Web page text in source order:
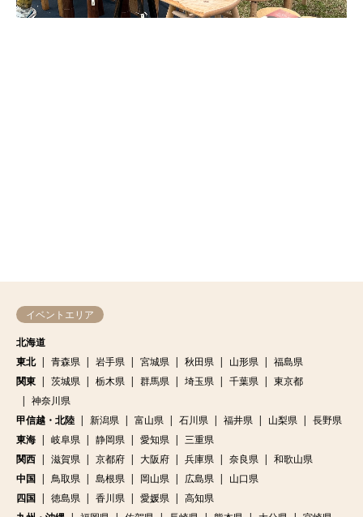
イベントエリア
北海道
東北
青森県 岩手県 宮城県 秋田県 山形県
福島県
関東
茨城県 栃木県 群馬県 埼玉県 千葉県
東京都
神奈川県
甲信越・北陸
新潟県 富山県 石川県 福井県 山梨県
長野県
東海
岐阜県 静岡県 愛知県
三重県
関西
滋賀県 京都府 大阪府 兵庫県 奈良県
和歌山県
中国
鳥取県 島根県 岡山県 広島県
山口県
四国
徳島県 香川県 愛媛県
高知県